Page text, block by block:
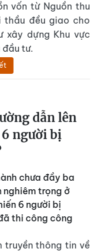
vốn từ Nguồn thu
thầu đều giao cho
xây dựng Khu vực
đầu tư.
dẫn lên
người bị
chưa đầy ba
nghiêm trọng ở
6 người bị
thi công công
truyền thông tin về